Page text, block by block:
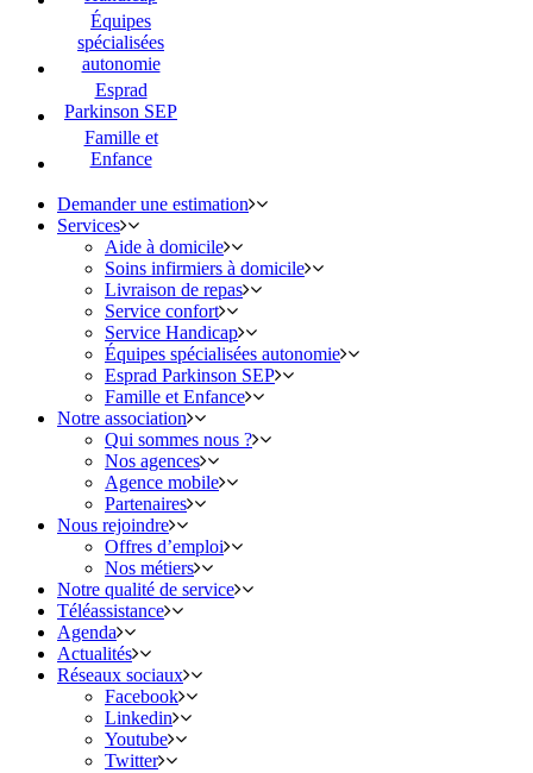
Équipes
spécialisées
autonomie
Esprad
Parkinson SEP
Famille et
Enfance
Demander une estimation
Services
Aide à domicile
Soins infirmiers à domicile
Livraison de repas
Service confort
Service Handicap
Équipes spécialisées autonomie
Esprad Parkinson SEP
Famille et Enfance
Notre association
Qui sommes nous ?
Nos agences
Agence mobile
Partenaires
Nous rejoindre
Offres d’emploi
Nos métiers
Notre qualité de service
Téléassistance
Agenda
Actualités
Réseaux sociaux
Facebook
Linkedin
Youtube
Twitter